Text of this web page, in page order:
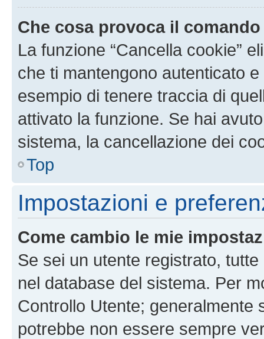
Che cosa provoca il
La funzione “Cancella cookie”
che ti mantengono autenticato
esempio di tenere traccia di
attivato la funzione. Se hai
sistema, la cancellazione dei
Top
Impostazioni e
Come cambio le mie
Se sei un utente registrato,
nel database del sistema. Per
Controllo Utente; generalmente
potrebbe non essere sempre